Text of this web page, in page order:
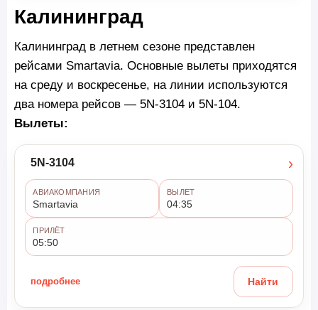
Калининград
Калининград в летнем сезоне представлен
рейсами Smartavia. Основные вылеты приходятся
на среду и воскресенье, на линии используются
два номера рейсов — 5N-3104 и 5N-104.
Вылеты:
5N-3104 ›
АВИАКОМПАНИЯ
Smartavia
ВЫЛЕТ
04:35
ПРИЛЁТ
05:50
подробнее Найти